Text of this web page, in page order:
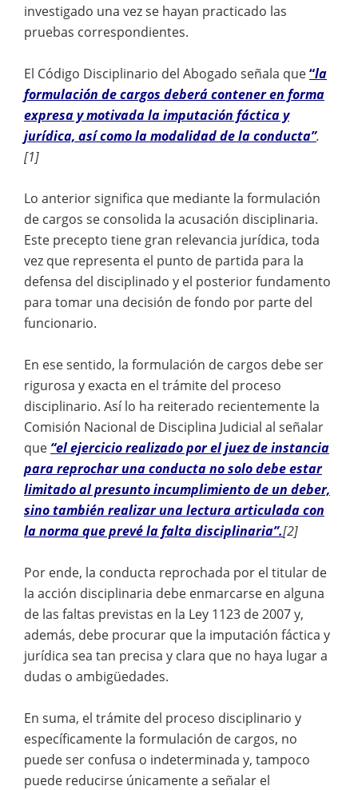
investigado una vez se hayan practicado las
pruebas correspondientes.
El Código Disciplinario del Abogado señala que“la
formulación de cargos deberá contener en forma
expresa y motivada la imputación fáctica y
jurídica, así como la modalidad de la conducta”.
[1]
Lo anterior significa que mediante la formulación
de cargos se consolida la acusación disciplinaria.
Este precepto tiene gran relevancia jurídica, toda
vez que representa el punto de partida para la
defensa del disciplinado y el posterior fundamento
para tomar una decisión de fondo por parte del
funcionario.
En ese sentido, la formulación de cargos debe ser
rigurosa y exacta en el trámite del proceso
disciplinario. Así lo ha reiterado recientemente la
Comisión Nacional de Disciplina Judicial al señalar
que “el ejercicio realizado por el juez de instancia
para reprochar una conducta no solo debe estar
limitado al presunto incumplimiento de un deber,
sino también realizar una lectura articulada con
la norma que prevé la falta disciplinaria”.[2]
Por ende, la conducta reprochada por el titular de
la acción disciplinaria debe enmarcarse en alguna
de las faltas previstas en la Ley 1123 de 2007 y,
además, debe procurar que la imputación fáctica y
jurídica sea tan precisa y clara que no haya lugar a
dudas o ambigüedades.
En suma, el trámite del proceso disciplinario y
específicamente la formulación de cargos, no
puede ser confusa o indeterminada y, tampoco
puede reducirse únicamente a señalar el